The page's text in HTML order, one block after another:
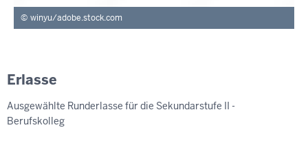
winyu/adobe.stock.com
Erlasse
Ausgewählte Runderlasse für die Sekundarstufe II -
Berufskolleg